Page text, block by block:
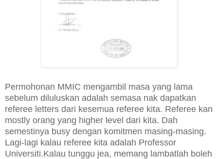
Permohonan MMIC mengambil masa yang lama
sebelum diluluskan adalah semasa nak dapatkan
referee letters dari kesemua referee kita. Referee kan
mostly orang yang higher level dari kita. Dah
semestinya busy dengan komitmen masing-masing.
Lagi-lagi kalau referee kita adalah Professor
Universiti.Kalau tunggu jea, memang lambatlah boleh